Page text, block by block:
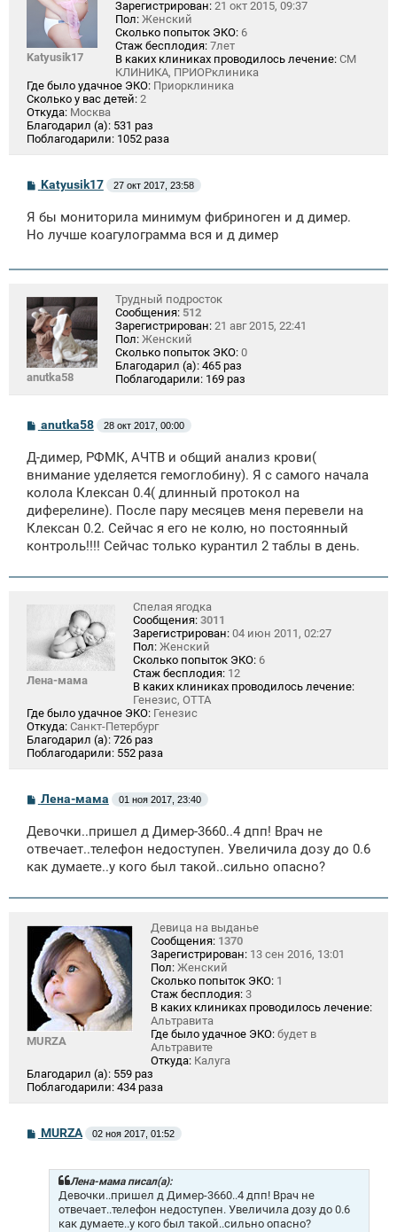
Katyusik17
Зарегистрирован: 21 окт 2015, 09:37
Пол: Женский
Сколько попыток ЭКО: 6
Стаж бесплодия: 7лет
В каких клиниках проводилось лечение: СМ
КЛИНИКА, ПРИОРклиника
Где было удачное ЭКО: Приорклиника
Сколько у вас детей: 2
Откуда: Москва
Благодарил (а): 531 раз
Поблагодарили: 1052 раза
С
о
б
щ
и
Katyusik17 27 окт 2017, 23:58
Я бы мониторила минимум фибриноген и д димер.
Но лучше коагулограмма вся и д димер
anutka58
Трудный подросток
Сообщения: 512
Зарегистрирован: 21 авг 2015, 22:41
Пол: Женский
Сколько попыток ЭКО: 0
Благодарил (а): 465 раз
Поблагодарили: 169 раз
С
о
б
щ
н
и
anutka58 28 окт 2017, 00:00
Д-димер, РФМК, АЧТВ и общий анализ крови(
внимание уделяется гемоглобину). Я с самого начала
колола Клексан 0.4( длинный протокол на
диферелине). После пару месяцев меня перевели на
Клексан 0.2. Сейчас я его не колю, но постоянный
контроль!!!! Сейчас только курантил 2 таблы в день.
Лена-мама
Спелая ягодка
Сообщения: 3011
Зарегистрирован: 04 июн 2011, 02:27
Пол: Женский
Сколько попыток ЭКО: 6
Стаж бесплодия: 12
В каких клиниках проводилось лечение:
Генезис, ОТТА
Где было удачное ЭКО: Генезис
Откуда: Санкт-Петербург
Благодарил (а): 726 раз
Поблагодарили: 552 раза
С
о
б
щ
н
е
Лена-мама 01 ноя 2017, 23:40
Девочки..пришел д Димер-3660..4 дпп! Врач не
отвечает..телефон недоступен. Увеличила дозу до 0.6
как думаете..у кого был такой..сильно опасно?
MURZA
Девица на выданье
Сообщения: 1370
Зарегистрирован: 13 сен 2016, 13:01
Пол: Женский
Сколько попыток ЭКО: 1
Стаж бесплодия: 3
В каких клиниках проводилось лечение:
Альтравита
Где было удачное ЭКО: будет в
Альтравите
Откуда: Калуга
Благодарил (а): 559 раз
Поблагодарили: 434 раза
С
о
MURZA 02 ноя 2017, 01:52
Лена-мама писал(а):
Девочки..пришел д Димер-3660..4 дпп! Врач не
отвечает..телефон недоступен. Увеличила дозу до 0.6
как думаете..у кого был такой..сильно опасно?